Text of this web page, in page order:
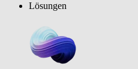
Lösungen